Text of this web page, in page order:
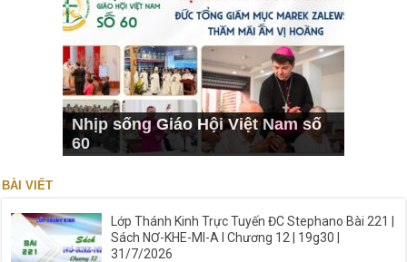
Nhịp sống Giáo Hội Việt Nam số
60
BÀI VIẾT
Lớp Thánh Kinh Trực Tuyến ĐC Stephano Bài 221 |
Sách NƠ-KHE-MI-A I Chương 12 | 19g30 |
31/7/2026